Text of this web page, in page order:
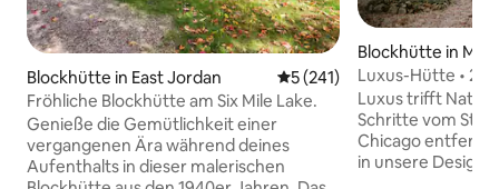
Blockhütte in East Jordan Durchschnittliche
5 (241)
Fröhliche Blockhütte am Six Mile Lake.
Genieße die Gemütlichkeit einer
vergangenen Ära während deines
Aufenthalts in dieser malerischen
Blockhütte in
Luxus-Hütte • 2
Stunde von
Luxus trifft
Schritte vom
Chicago entfernt. Buche deinen Ausflug
in unsere